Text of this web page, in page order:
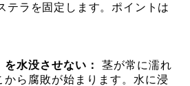
テラを固定します。ポイントは
水没させない：
茎が常に濡れ
から腐敗が始まります。水に浸